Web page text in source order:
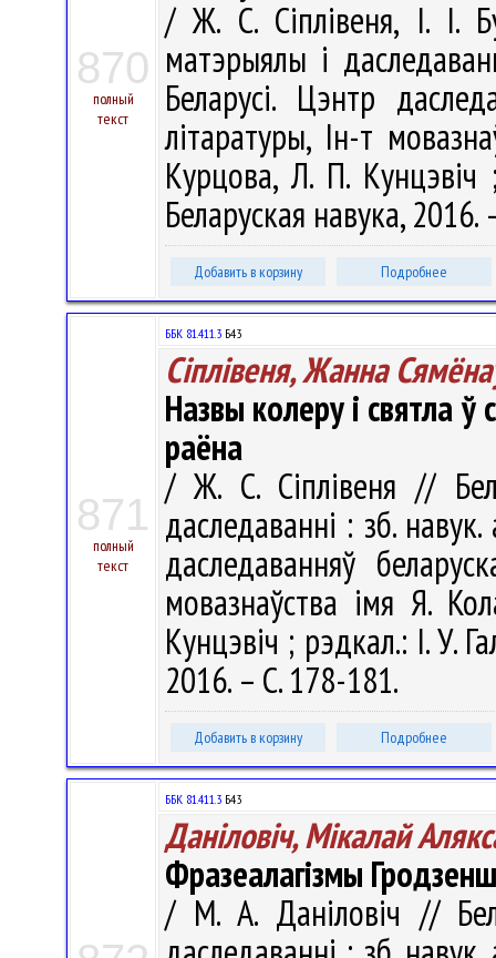
870
полный
текст
/ Ж. С. Сіплівеня, І. І.
матэрыялы і
Беларусі. Цэнтр
літаратуры, Ін-т
Курцова, Л. П.
Беларуская навука,
Добавить в корзину Подробнее
871
полный
текст
ББК 81.411.3 Б43
Сіплівеня, Жанна
Назвы колеру і святла ў
раёна
/ Ж. С. Сіплівеня //
даследаванні : зб.
даследаванняў
мовазнаўства імя Я.
Кунцэвіч ; рэдкал.: І. У.
2016. – С. 178-181.
Добавить в корзину Подробнее
ББК 81.411.3 Б43
Даніловіч, Мікалай
Фразеалагізмы
/ М. А. Даніловіч //